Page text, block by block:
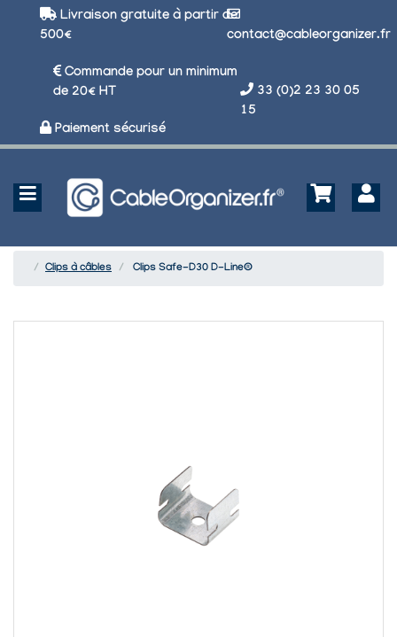
Livraison gratuite à partir de
500€
Commande pour un minimum
de 20€ HT
Paiement sécurisé
contact@cableorganizer.fr
33 (0)2 23 30 05
15
Clips à câbles Clips Safe-D30 D-Line®